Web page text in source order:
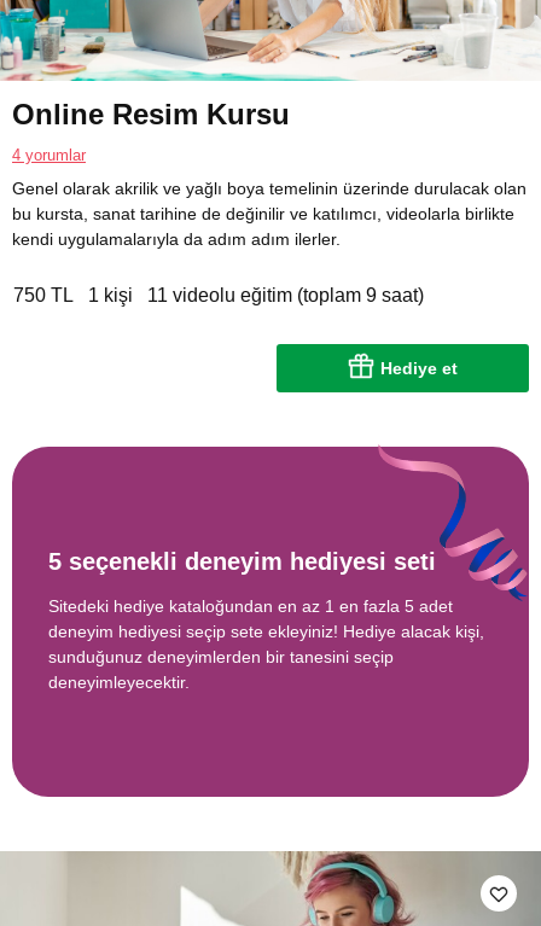
Online Resim Kursu
4 yorumlar
Genel olarak akrilik ve yağlı boya temelinin üzerinde durulacak olan
bu kursta, sanat tarihine de değinilir ve katılımcı, videolarla birlikte
kendi uygulamalarıyla da adım adım ilerler.
750 TL 1 kişi 11 videolu eğitim (toplam 9 saat)
Hediye et
5 seçenekli deneyim hediyesi seti
Sitedeki hediye kataloğundan en az 1 en fazla 5 adet
deneyim hediyesi seçip sete ekleyiniz! Hediye alacak kişi,
sunduğunuz deneyimlerden bir tanesini seçip
deneyimleyecektir.